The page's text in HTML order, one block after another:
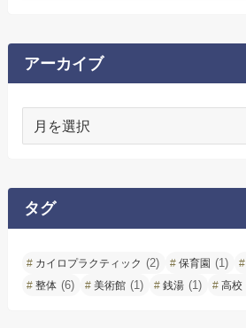
アーカイブ
ブ
タグ
カイロプラクティック (2) 保育園 (1)
整体 (6) 美術館 (1) 銭湯 (1) 高校